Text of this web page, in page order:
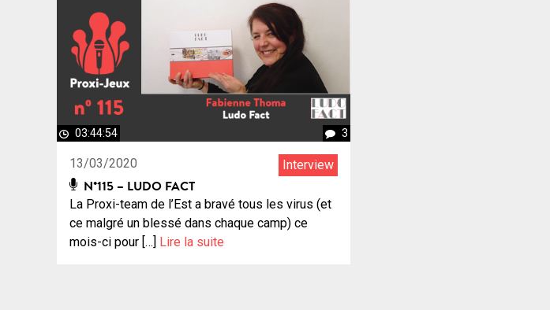
03:44:54 3
13/03/2020 Interview
N°115 – LUDO FACT
La Proxi-team de l’Est a bravé tous les virus (et
ce malgré un blessé dans chaque camp) ce
mois-ci pour […]
Lire la suite